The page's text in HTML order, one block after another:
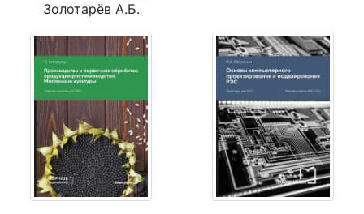
Золотарёв А.Б.